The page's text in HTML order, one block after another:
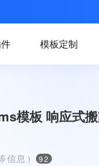
模板定制
模板 响应式
息） 92